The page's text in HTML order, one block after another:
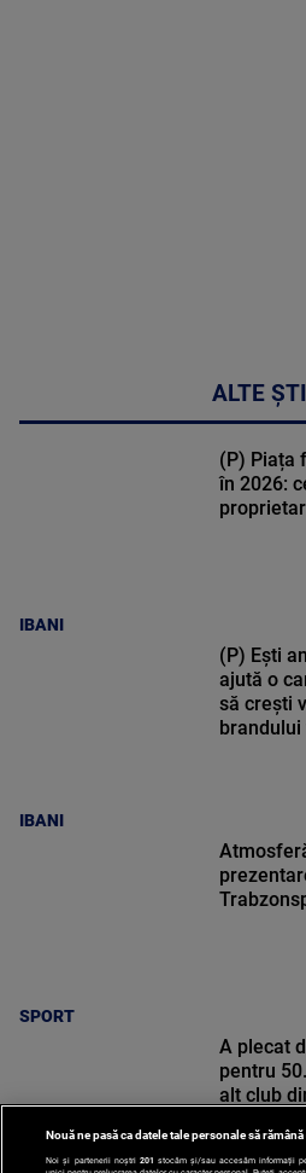
ALTE
IBANI
(P) Piața
în 2026:
IBANI
(P) Ești
ajută o
să crești
brandului
SPORT
A plecat
pentru
alt club
Nouă ne pasă ca datele tale personale să
Noi și partenerii noștri 201 stocăm și/sau accesăm informații